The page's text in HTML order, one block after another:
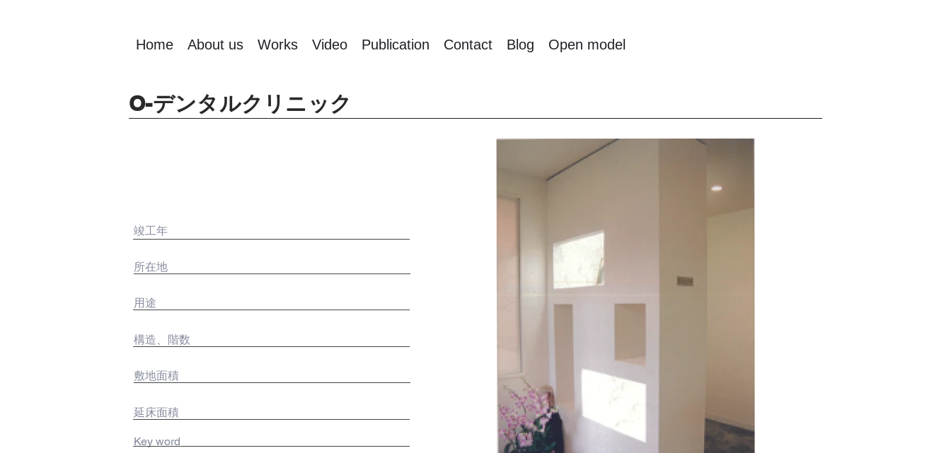
Home About us Works Video Publication Contact Blog Open model
O-デンタルクリニック
竣工年
所在地
用途
​構造、階数
敷地面積
延床面積
Key word